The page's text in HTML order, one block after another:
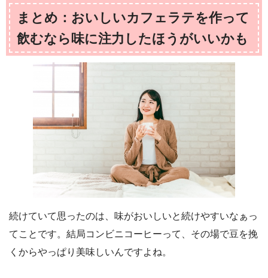
まとめ：おいしいカフェラテを作って
飲むなら味に注力したほうがいいかも
続けていて思ったのは、味がおいしいと続けやすいなぁっ
てことです。結局コンビニコーヒーって、その場で豆を挽
くからやっぱり美味しいんですよね。